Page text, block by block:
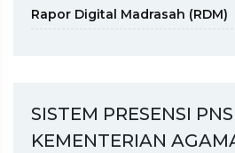
Rapor Digital Madrasah (RDM)
SISTEM PRESENSI PNS
KEMENTERIAN